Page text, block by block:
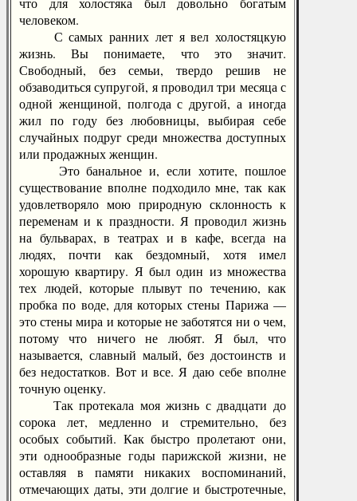
человеком.
С самых ранних лет я вел холостяцкую
жизнь. Вы понимаете, что это значит.
Свободный, без семьи, твердо решив не
обзаводиться супругой, я проводил три месяца с
одной женщиной, полгода с другой, а иногда
жил по году без любовницы, выбирая себе
случайных подруг среди множества доступных
или продажных женщин.
Это банальное и, если хотите, пошлое
существование вполне подходило мне, так как
удовлетворяло мою природную склонность к
переменам и к праздности. Я проводил жизнь
на бульварах, в театрах и в кафе, всегда на
людях, почти как бездомный, хотя имел
хорошую квартиру. Я был один из множества
тех людей, которые плывут по течению, как
пробка по воде, для которых стены Парижа —
это стены мира и которые не заботятся ни о чем,
потому что ничего не любят. Я был, что
называется, славный малый, без достоинств и
без недостатков. Вот и все. Я даю себе вполне
точную оценку.
Так протекала моя жизнь с двадцати до
сорока лет, медленно и стремительно, без
особых событий. Как быстро пролетают они,
эти однообразные годы парижской жизни, не
оставляя в памяти никаких воспоминаний,
отмечающих даты, эти долгие и быстротечные,